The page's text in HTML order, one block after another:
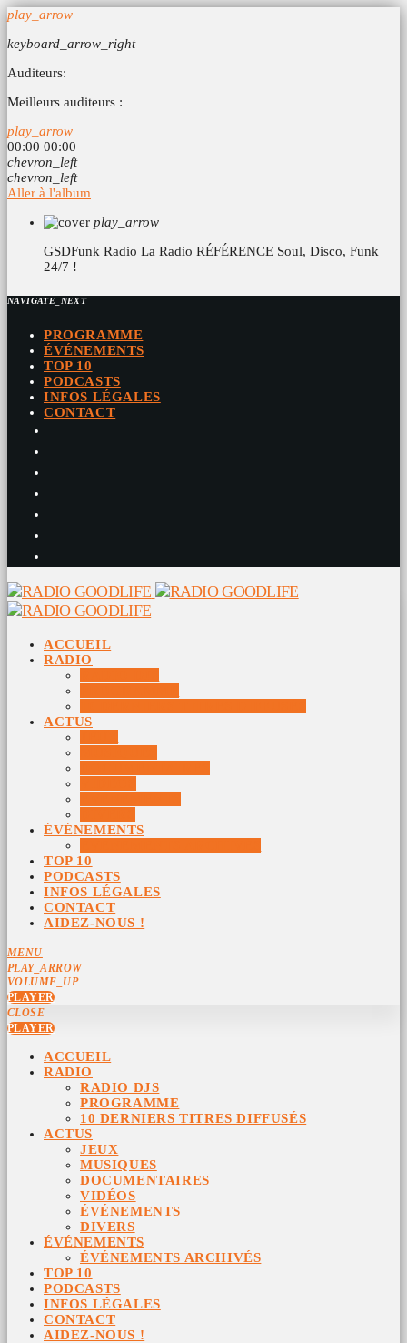
play_arrow
keyboard_arrow_right
Auditeurs:
Meilleurs auditeurs :
play_arrow
00:00 00:00
chevron_left
chevron_left
Aller à l'album
play_arrow
GSDFunk Radio La Radio RÉFÉRENCE Soul, Disco, Funk
24/7 !
NAVIGATE_NEXT
PROGRAMME
ÉVÉNEMENTS
TOP 10
PODCASTS
INFOS LÉGALES
CONTACT
ACCUEIL
RADIO
ACTUS
ÉVÉNEMENTS
TOP 10
PODCASTS
INFOS LÉGALES
CONTACT
AIDEZ-NOUS !
MENU
PLAY_ARROW
VOLUME_UP
PLAYER
CLOSE
PLAYER
ACCUEIL
RADIO
RADIO DJS
PROGRAMME
10 DERNIERS TITRES DIFFUSÉS
ACTUS
JEUX
MUSIQUES
DOCUMENTAIRES
VIDÉOS
ÉVÉNEMENTS
DIVERS
ÉVÉNEMENTS
ÉVÉNEMENTS ARCHIVÉS
TOP 10
PODCASTS
INFOS LÉGALES
CONTACT
AIDEZ-NOUS !